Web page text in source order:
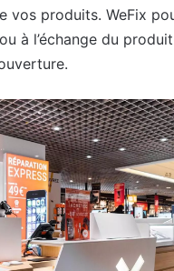
vos produits. WeFix
à l’échange du